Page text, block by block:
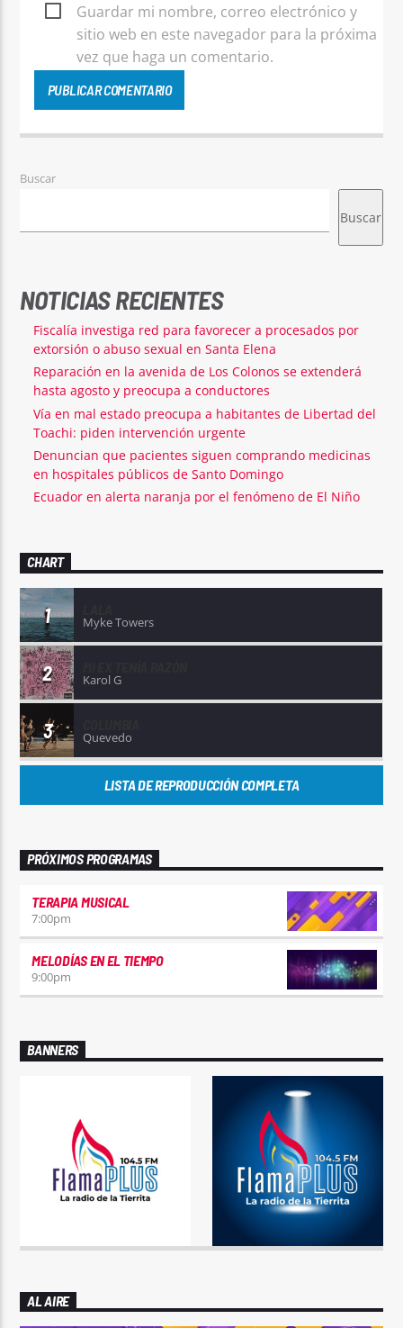
Guardar mi nombre, correo electrónico y
sitio web en este navegador para la próxima
vez que haga un comentario.
Buscar
Buscar
NOTICIAS RECIENTES
Fiscalía investiga red para favorecer a procesados por
extorsión o abuso sexual en Santa Elena
Reparación en la avenida de Los Colonos se extenderá
hasta agosto y preocupa a conductores
Vía en mal estado preocupa a habitantes de Libertad del
Toachi: piden intervención urgente
Denuncian que pacientes siguen comprando medicinas
en hospitales públicos de Santo Domingo
Ecuador en alerta naranja por el fenómeno de El Niño
CHART
1 Myke Towers
2 Karol G
3 Quevedo
LISTA DE REPRODUCCIÓN COMPLETA
PRÓXIMOS PROGRAMAS
TERAPIA MUSICAL
7:00pm
MELODÍAS EN EL TIEMPO
9:00pm
BANNERS
AL AIRE